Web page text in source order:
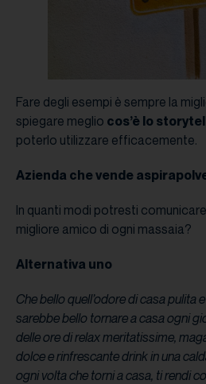
Fare degli esempi è sempre la
spiegare meglio cos’è lo
poterlo utilizzare efficacemente.
Azienda che vende
In quanti modi potresti
migliore amico di ogni massaia?
Alternativa uno
Che bello quell’odore di casa pulita
sarebbe bello tornare a casa ogni
delle ore di relax meritatissime,
dolce e rinfrescante drink in una
ogni volta che torni a casa, ti rendi